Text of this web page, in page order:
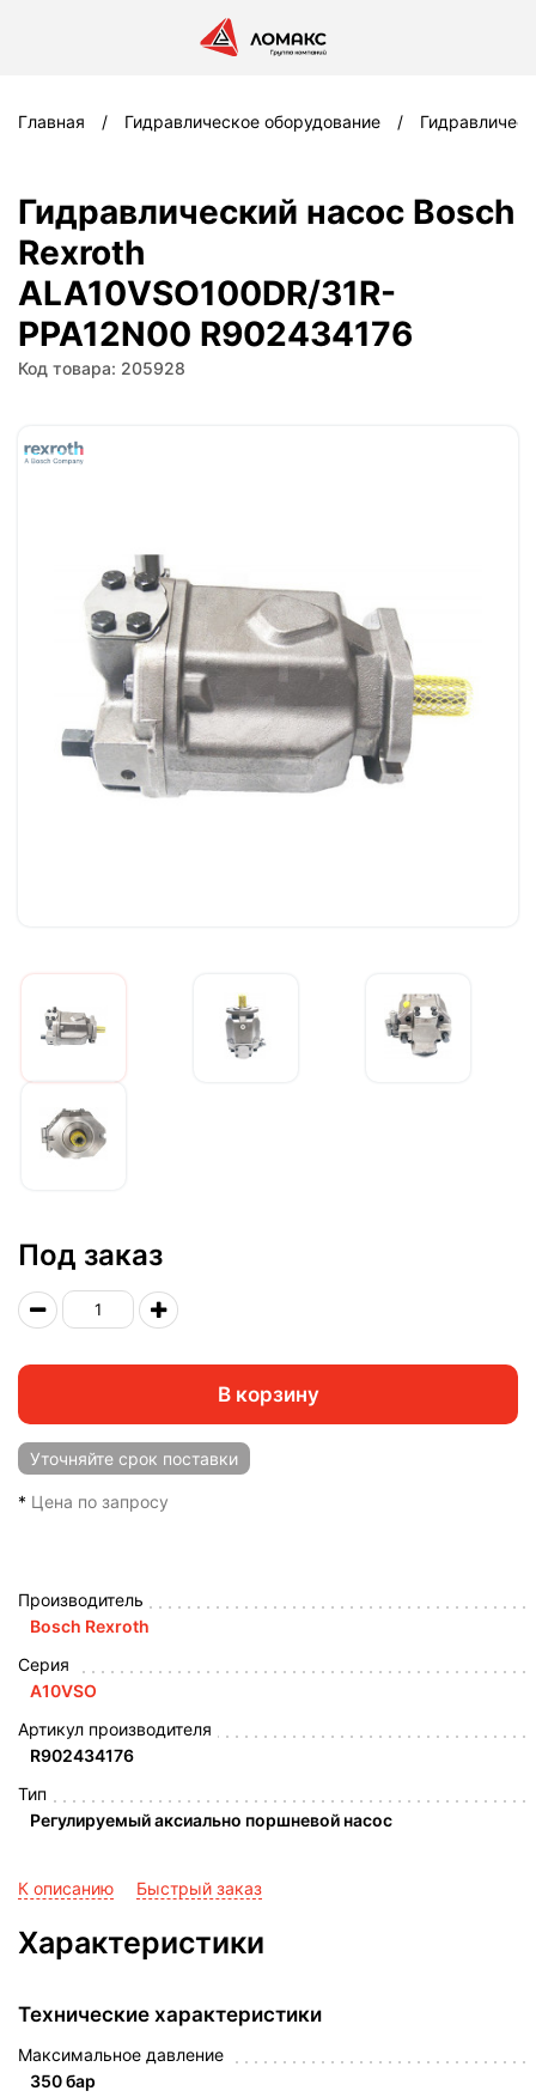
Главная Гидравлическое оборудование
Гидравлический насос Bosch
Rexroth
ALA10VSO100DR/31R-
PPA12N00 R902434176
Код товара: 205928
Под заказ
В корзину
Уточняйте срок поставки
* Цена по запросу
Производитель
Bosch Rexroth
Серия
A10VSO
Артикул производителя
R902434176
Тип
Регулируемый аксиально поршневой насос
К описанию Быстрый заказ
Характеристики
Технические характеристики
Максимальное давление
350 бар